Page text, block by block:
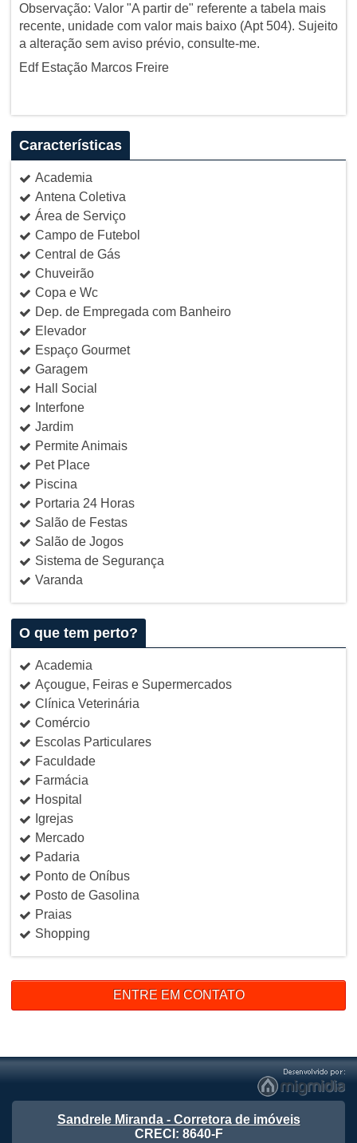
Observação: Valor "A partir de" referente a tabela mais
recente, unidade com valor mais baixo (Apt 504). Sujeito
a alteração sem aviso prévio, consulte-me.
Edf Estação Marcos Freire
Características
Academia
Antena Coletiva
Área de Serviço
Campo de Futebol
Central de Gás
Chuveirão
Copa e Wc
Dep. de Empregada com Banheiro
Elevador
Espaço Gourmet
Garagem
Hall Social
Interfone
Jardim
Permite Animais
Pet Place
Piscina
Portaria 24 Horas
Salão de Festas
Salão de Jogos
Sistema de Segurança
Varanda
O que tem perto?
Academia
Açougue, Feiras e Supermercados
Clínica Veterinária
Comércio
Escolas Particulares
Faculdade
Farmácia
Hospital
Igrejas
Mercado
Padaria
Ponto de Oníbus
Posto de Gasolina
Praias
Shopping
ENTRE EM CONTATO
Sandrele Miranda - Corretora de imóveis
CRECI: 8640-F